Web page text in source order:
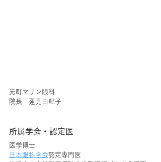
元町マリン眼科
院長　蓮見由紀子
所属学会・認定医
医学博士
日本眼科学会認定専門医